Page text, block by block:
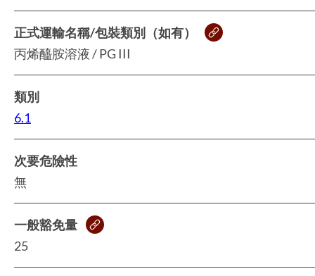
正式運輸名稱/包裝類別（如有）
丙烯醯胺溶液 / PG III
類別
6.1
次要危險性
無
一般豁免量
25